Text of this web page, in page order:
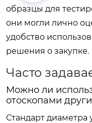
образцы для
они могли лично
удобство
решения о закупке.
Часто
Можно ли
отоскопами
Стандарт